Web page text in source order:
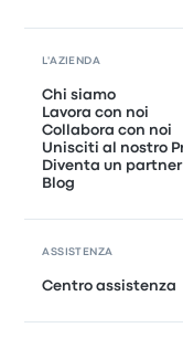
L'AZIENDA
Chi siamo
Lavora con noi
Collabora con noi
Unisciti al nostro
Diventa un partner
Blog
ASSISTENZA
Centro assistenza